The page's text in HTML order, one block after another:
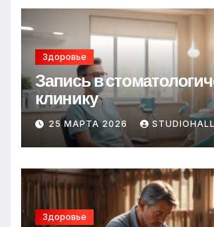
Здоровье
Запись в
клинику
25 МАРТА 2026
Здоровье